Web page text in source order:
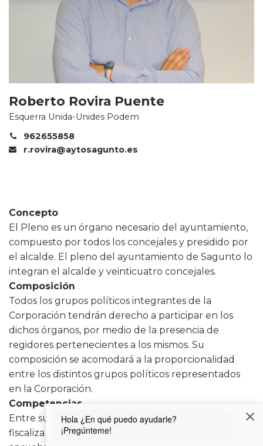
Roberto Rovira Puente
Esquerra Unida-Unides Podem
962655858
r.rovira@aytosagunto.es
Concepto
El Pleno es un órgano necesario del ayuntamiento,
compuesto por todos los concejales y presidido por
el alcalde. El pleno del ayuntamiento de Sagunto lo
integran el alcalde y veinticuatro concejales.
Composición
Todos los grupos políticos integrantes de la
Corporación tendrán derecho a participar en los
dichos órganos, por medio de la presencia de
regidores pertenecientes a los mismos. Su
composición se acomodará a la proporcionalidad
entre los distintos grupos políticos representados
en la Corporación.
Competencias
Entre sus principales cometidos el Pleno controla y
fiscaliza los órganos de gobierno municipales,